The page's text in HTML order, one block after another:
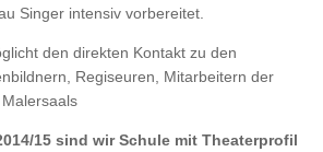
Singer intensiv vorbereitet.
den direkten Kontakt zu den
Regiseuren, Mitarbeitern der
15 sind wir Schule mit Theaterprofil